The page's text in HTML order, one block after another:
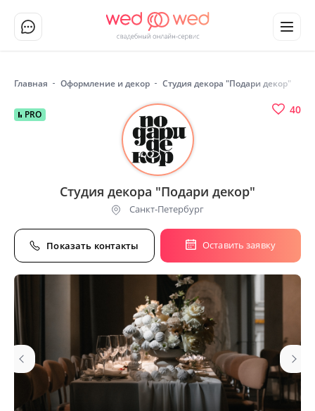
Главная Оформление и декор Студия декора "Подари декор"
PRO 40
Студия декора "Подари декор"
Санкт-Петербург
Оставить заявку
Показать контакты